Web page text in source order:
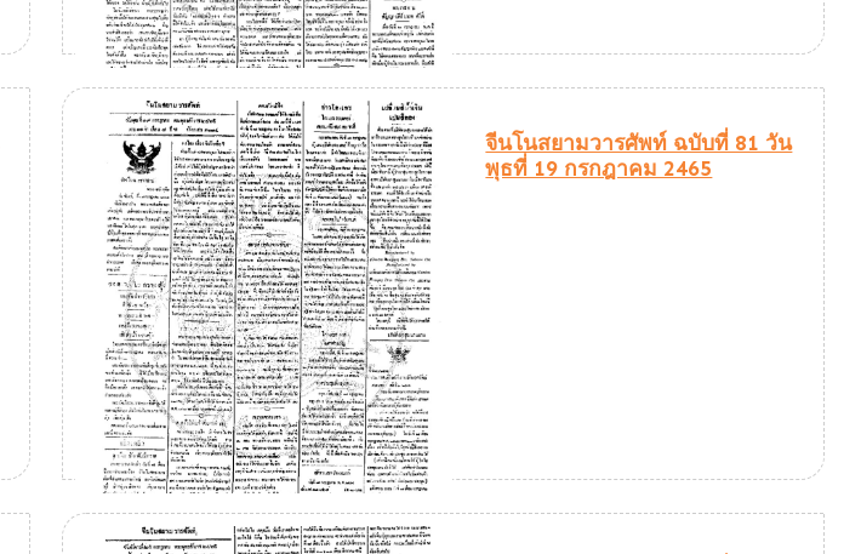
จีนโนสยามวารศัพท์ ฉบับที่ 81 วัน
พุธที่ 19 กรกฎาคม 2465